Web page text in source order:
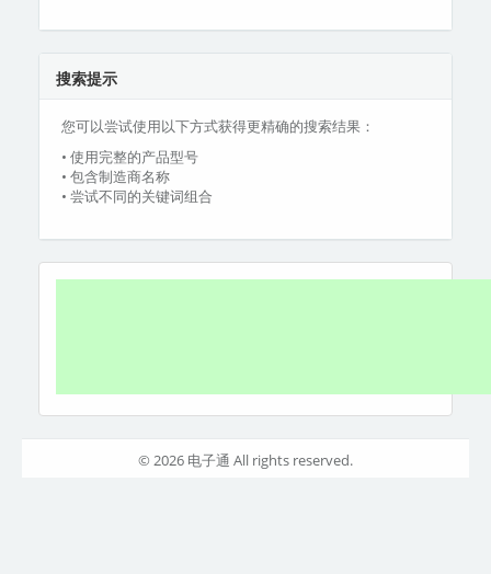
搜索提示
您可以尝试使用以下方式获得更精确的搜索结果：
• 使用完整的产品型号
• 包含制造商名称
• 尝试不同的关键词组合
© 2026 电子通 All rights reserved.